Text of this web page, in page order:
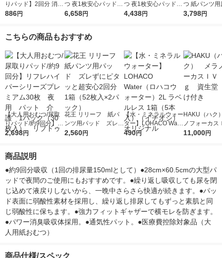
りパッド】2回分 消臭
抗菌 肌ケア アクティ
886円
つ 夜1枚安心パッドテ
ープ用パッド 大容量
王製紙
6,658円
つ 夜1枚安心パッドテ
ープ用パッド 大容量
4,438円
つ 紙パンツ用
パッド すっき
3,798円
こちらの商品もおすすめ
【大人用おむつ/尿取
りパッド/約9回分】リ
フレハイパーシリーズ
パック（30枚入）
リブドゥ
2,698円
花王 リリーフ 紙パ
ンツ用パッド ズレず
にピタッと超安心2回
2,560円
【水・ミネラルウォー
ター】LOHACO Wate
r（ロハコウォータ
490円
HAKU（ハ
ノフォーカ
5ｇ 資生堂
11,000円
商品説明
●約9回分吸収（1回の排尿量150mlとして）●28cm×60.5cmの大型パ
ッドで夜間のご使用にもおすすめです。●繰り返し吸収しても尿を閉
じ込めて液戻りしないから、一晩中さらさら快適が続きます。●パッ
ド表面に弱酸性素材を採用し、繰り返し排尿してもずっと素肌と同
じ弱酸性に保ちます。●強力フィットギャザーで横モレを防ぎます。
●パワー消臭吸収体採用。●通気性パット。●医療費控除対象品（大
人用紙おむつ）
商品仕様/スペック